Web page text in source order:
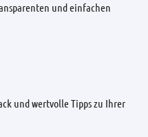
und einfachen
und wertvolle Tipps zu Ihrer